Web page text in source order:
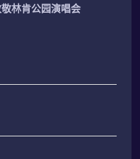
林肯公园演唱会